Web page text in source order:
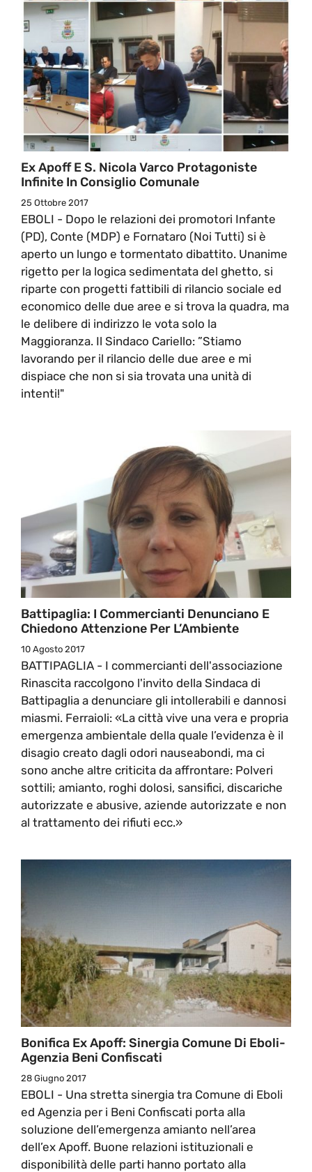
Ex Apoff E S. Nicola Varco Protagoniste
Infinite In Consiglio Comunale
25 Ottobre 2017
EBOLI - Dopo le relazioni dei promotori Infante
(PD), Conte (MDP) e Fornataro (Noi Tutti) si è
aperto un lungo e tormentato dibattito. Unanime
rigetto per la logica sedimentata del ghetto, si
riparte con progetti fattibili di rilancio sociale ed
economico delle due aree e si trova la quadra, ma
le delibere di indirizzo le vota solo la
Maggioranza. Il Sindaco Cariello: ”Stiamo
lavorando per il rilancio delle due aree e mi
dispiace che non si sia trovata una unità di
intenti!"
Battipaglia: I Commercianti Denunciano E
Chiedono Attenzione Per L’Ambiente
10 Agosto 2017
BATTIPAGLIA - I commercianti dell'associazione
Rinascita raccolgono l'invito della Sindaca di
Battipaglia a denunciare gli intollerabili e dannosi
miasmi. Ferraioli: «La città vive una vera e propria
emergenza ambientale della quale l’evidenza è il
disagio creato dagli odori nauseabondi, ma ci
sono anche altre criticita da affrontare: Polveri
sottili; amianto, roghi dolosi, sansifici, discariche
autorizzate e abusive, aziende autorizzate e non
al trattamento dei rifiuti ecc.»
Bonifica Ex Apoff: Sinergia Comune Di Eboli-
Agenzia Beni Confiscati
28 Giugno 2017
EBOLI - Una stretta sinergia tra Comune di Eboli
ed Agenzia per i Beni Confiscati porta alla
soluzione dell’emergenza amianto nell’area
dell’ex Apoff. Buone relazioni istituzionali e
disponibilità delle parti hanno portato alla